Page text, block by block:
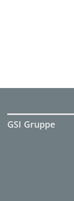
GSI Gruppe